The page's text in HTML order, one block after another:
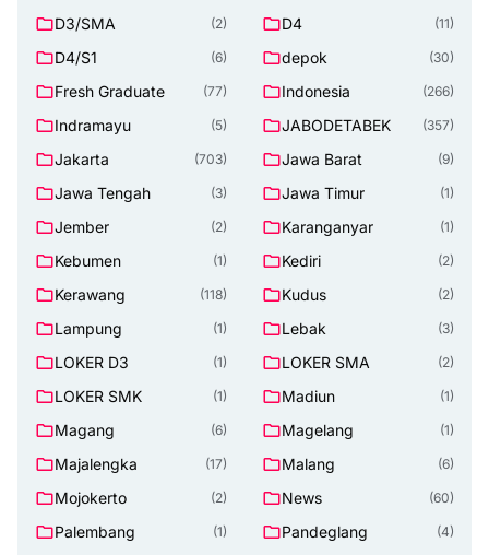
D3/SMA (2) D4 (11)
D4/S1 (6) depok (30)
Fresh Graduate (77) Indonesia (266)
Indramayu (5) JABODETABEK (357)
Jakarta (703) Jawa Barat (9)
Jawa Tengah (3) Jawa Timur (1)
Jember (2) Karanganyar (1)
Kebumen (1) Kediri (2)
Kerawang (118) Kudus (2)
Lampung (1) Lebak (3)
LOKER D3 (1) LOKER SMA (2)
LOKER SMK (1) Madiun (1)
Magang (6) Magelang (1)
Majalengka (17) Malang (6)
Mojokerto (2) News (60)
Palembang (1) Pandeglang (4)